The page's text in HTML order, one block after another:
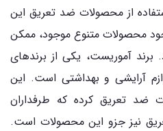
از محصولات ضد تعریق این
محصولات متنوع موجود، ممکن
آموریست، یکی از برندهای
آرایشی و بهداشتی است. این
ضد تعریق کرده که طرفداران
نیز جزو این محصولات است.